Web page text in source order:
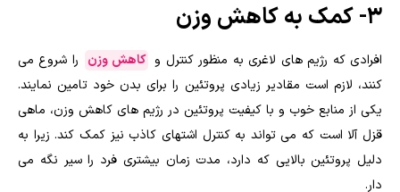
۳- کمک به کاهش وزن
افرادی که رژیم های لاغری به منظور کنترل و کاهش وزن را شروع می
کنند، لازم است مقادیر زیادی پروتئین را برای بدن خود تامین نمایند.
یکی از منابع خوب و با کیفیت پروتئین در رژيم های کاهش وزن، ماهی
قزل آلا است که می تواند به کنترل اشتهای کاذب نیز کمک کند. زیرا به
دلیل پروتئین بالایی که دارد، مدت زمان بیشتری فرد را سیر نگه می
دار.